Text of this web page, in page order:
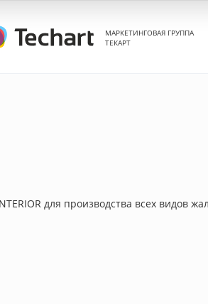
МАРКЕТИНГОВАЯ ГРУППА
ТЕКАРТ
для производства всех видов